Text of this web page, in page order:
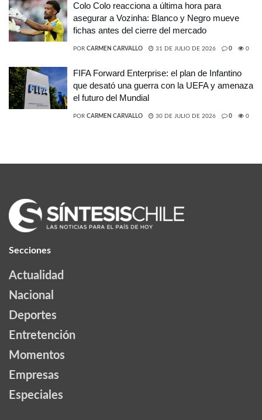
Colo Colo reacciona a última hora para
asegurar a Vozinha: Blanco y Negro mueve
fichas antes del cierre del mercado
POR CARMEN CARVALLO 31 DE JULIO DE 2026 0 0
FIFA Forward Enterprise: el plan de Infantino
que desató una guerra con la UEFA y amenaza
el futuro del Mundial
POR CARMEN CARVALLO 30 DE JULIO DE 2026 0 0
Secciones
Actualidad
Nacional
Deportes
Entretención
Momentos
Empresas
Especiales